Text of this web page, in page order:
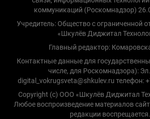
коммуникаций (Роскомнадзор)
Учредитель: Общество с ограниченной
«Шкулёв Диджитал
Главный редактор:
Контактные данные для
числе, для Роскомнадзора):
digital_vokrugsveta@shkulev.ru телефон:
Copyright (с) ООО «Шкулёв Диджитал
Любое воспроизведение материалов
редакции воспрещается.